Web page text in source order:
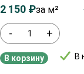
- +
В
2 150 ₽за м²
В корзину